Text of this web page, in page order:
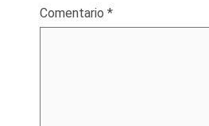
Comentario *